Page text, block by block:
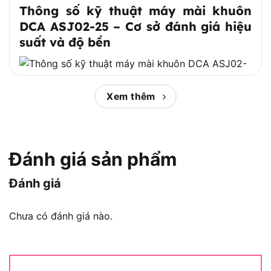
Thông số kỹ thuật máy mài khuôn
DCA ASJ02-25 – Cơ sở đánh giá hiệu
suất và độ bền
Thông số kỹ thuật máy mài khuôn DCA ASJ02-25
Máy mài khuôn cầm tay DCA ASJ02-25:
Mã sản phẩm: DCA ASJ02-25
Công suất tiêu thụ: 400W
Xem thêm
Đánh giá sản phẩm
Đánh giá
Chưa có đánh giá nào.